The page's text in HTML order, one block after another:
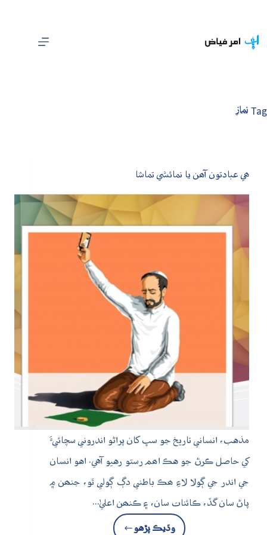
content
Tag نماز
ھي عبادتون آھن يا نمائشي تماشا
مذهب، انساني تاريخ جو سڀ کان پراڻو اندروني سچائيءَ
کي حاصل ڪرڻ جو هڪ اھم رستو رهيو آهي. اهو انسان
جي اندر جي ڳولا لاءِ ھڪ باطني دڳ ڳولي ٿو، جنھن ۾
پاڻ سان گڏ، ڪائنات سان، ۽ ڪنھن اعليٰ…
وڌيڪ پڙهو